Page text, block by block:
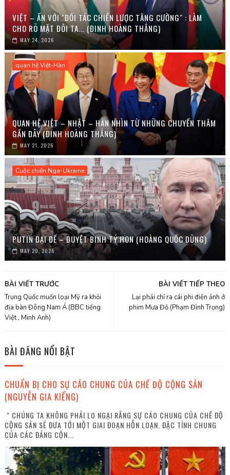
VIỆT – ẤN VỚI "ĐỐI TÁC CHIẾN LƯỢC TĂNG CƯỜNG" : LÀM
CHO RÕ MẶT ĐÔI TA... (ĐINH HOÀNG THẮNG)
MAY 24, 2026
quan hệ Việt-Hàn
QUAN HỆ VIỆT – NHẬT – HÀN NHÌN TỪ NHỮNG CHUYẾN THĂM
GẦN ĐÂY (ĐINH HOÀNG THẮNG)
MAY 21, 2026
Cuộc chiến Nga-Ukraine
PUTIN ĐẠI ĐẾ – DUYỆT BINH TÝ HON (HOÀNG QUỐC DŨNG)
MAY 20, 2026
BÀI VIẾT TIẾP THEO
Lại phải chỉ ra cái phi điện ảnh ở
phim Mưa Đỏ (Phạm Đình Trọng)
BÀI VIẾT TRƯỚC
Trung Quốc muốn loại Mỹ ra khỏi
địa bàn Đông Nam Á (BBC tiếng
Việt , Minh Anh)
BÀI ĐĂNG NỔI BẬT
CHUẨN BỊ CHO SỰ CÁO CHUNG CỦA CHẾ ĐỘ CỘNG SẢN
(NGUYỄN GIA KIỂNG)
" CHÚNG TA KHÔNG PHẢI LO NGẠI RẰNG SỰ CÁO CHUNG CỦA CHẾ ĐỘ
CỘNG SẢN SẼ ĐƯA TỚI MỘT GIAI ĐOẠN HỖN LOẠN. ĐẶC TÍNH CHUNG
CỦA CÁC ĐẢNG CỘN...